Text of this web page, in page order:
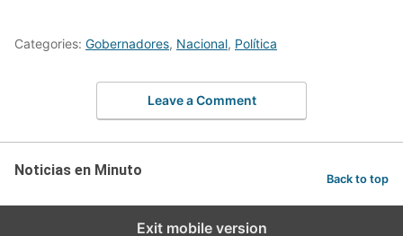
Categories: Gobernadores, Nacional, Política
Leave a Comment
Noticias en Minuto
Back to top
Exit mobile version